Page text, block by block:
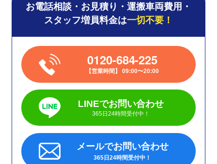
お電話相談・お見積り・運搬車両費用・
スタッフ増員料金は一切不要！
0120-684-225
営業時間 09:00〜20:00
LINEでお問い合わせ
365日24時間受付中！
メールでお問い合わせ
365日24時間受付中！